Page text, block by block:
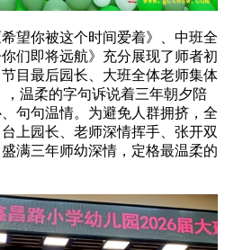
望你被这个时间爱着》、中班全
们即将远航》充分展现了师者初
目最后园长、大班全体老师集体
温柔的字句诉说着三年朝夕陪
句句温情。为避免人群拥挤，全
上园长、老师深情挥手、张开双
满三年师幼深情，定格最温柔的